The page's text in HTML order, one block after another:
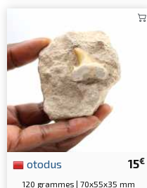
15€
otodus
120 grammes | 70x55x35 mm